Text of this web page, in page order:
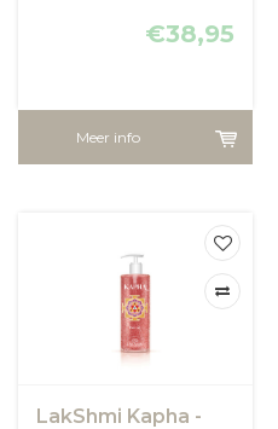
€38,95
Meer info
LakShmi Kapha -